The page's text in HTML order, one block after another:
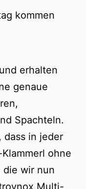
kommen
erhalten
genaue
Spachteln.
dass in jeder
ohne
die wir nun
Multi-